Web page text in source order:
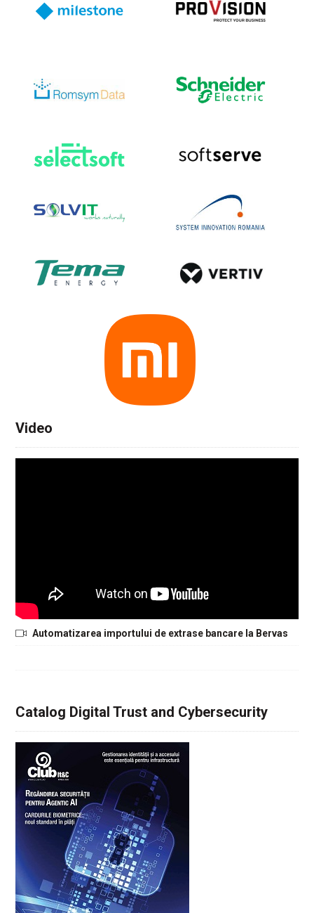
Video
Automatizarea importului de extrase bancare la Bervas
Catalog Digital Trust and Cybersecurity